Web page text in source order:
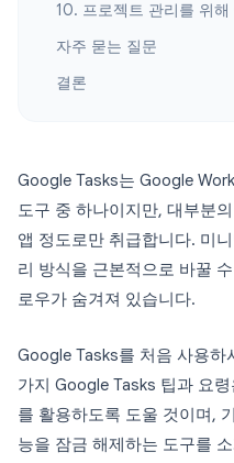
10. 프로젝트 관리를 위
자주 묻는 질문
결론
Google Tasks는 Google
도구 중 하나이지만, 대부분
앱 정도로만 취급합니다. 미
리 방식을 근본적으로 바꿀
로우가 숨겨져 있습니다.
Google Tasks를 처음 사용
가지 Google Tasks 팁과 요
를 활용하도록 도울 것이며,
능을 잠금 해제하는 도구를